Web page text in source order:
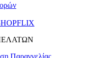
Παραγγελίας